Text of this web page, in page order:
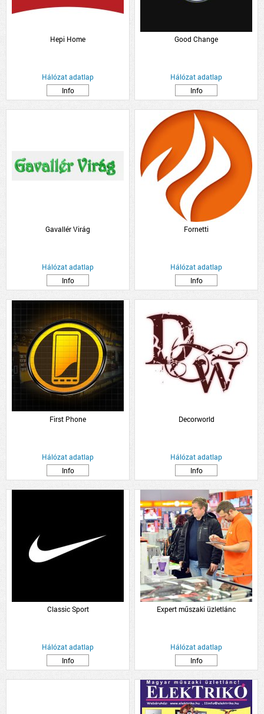
Hepi Home
Hálózat adatlap
Info
Good Change
Hálózat adatlap
Info
Gavallér Virág
Hálózat adatlap
Info
Fornetti
Hálózat adatlap
Info
First Phone
Hálózat adatlap
Info
Decorworld
Hálózat adatlap
Info
Classic Sport
Hálózat adatlap
Info
Expert műszaki üzletlánc
Hálózat adatlap
Info